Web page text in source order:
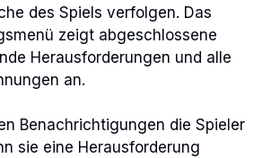
des Spiels verfolgen. Das
zeigt abgeschlossene
Herausforderungen und alle
an.
Benachrichtigungen die Spieler
sie eine Herausforderung